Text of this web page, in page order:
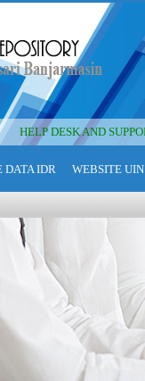
HELP DESK AND
DATA IDR WEBSITE